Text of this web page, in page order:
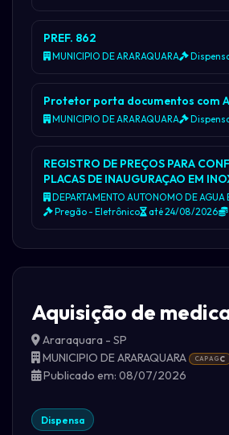
PREF. 862
MUNICIPIO DE ARARAQUARA
Protetor porta documentos com
MUNICIPIO DE ARARAQUARA
REGISTRO DE PREÇOS PARA
PLACAS DE INAUGURAÇAO EM
DEPARTAMENTO AUTONOMO DE AGUA
Pregão - Eletrônico até 24/08/2026
Aquisição de
Araraquara - SP
MUNICIPIO DE ARARAQUARA
CAPAGC
Publicado em: 08/07/2026
Dispensa